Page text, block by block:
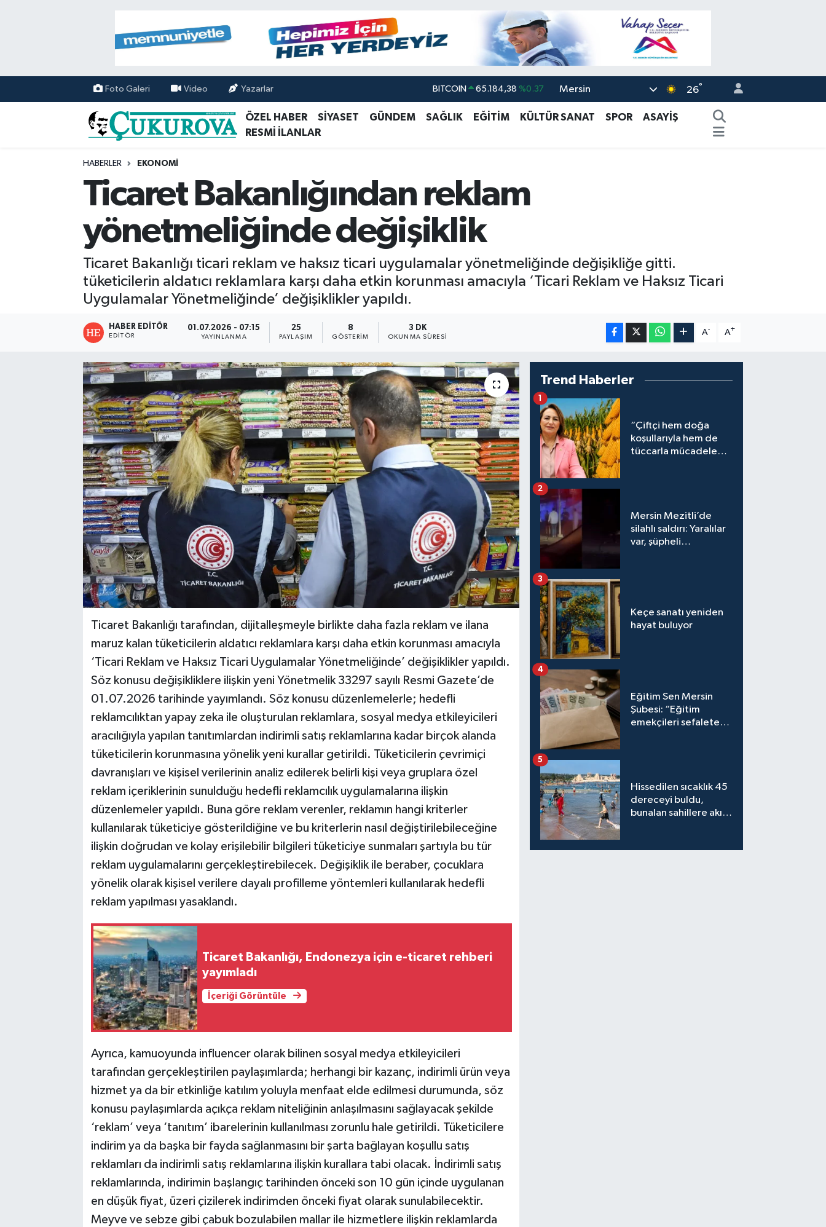
Foto Galeri Video Yazarlar DOLAR 47,7239 %0.01
EURO 55,1823 %-0.06
BITCOIN 65.184,38
Mersin 26°
ÖZEL HABER SİYASET GÜNDEM SAĞLIK EĞİTİM KÜLTÜR SANAT SPOR
ASAYİŞ
RESMİ İLANLAR
HABERLER EKONOMİ
Ticaret Bakanlığından reklam
yönetmeliğinde değişiklik
Ticaret Bakanlığı ticari reklam ve haksız ticari uygulamalar yönetmeliğinde değişikliğe gitti.
tüketicilerin aldatıcı reklamlara karşı daha etkin korunması amacıyla ‘Ticari Reklam ve Haksız Ticari
Uygulamalar Yönetmeliğinde’ değişiklikler yapıldı.
HABER EDITÖR
EDITÖR
01.07.2026 - 07:15
YAYINLANMA
25
PAYLAŞIM
8
GÖSTERIM
3 DK
OKUNMA SÜRESI
A- A+
Ticaret Bakanlığı tarafından, dijitalleşmeyle birlikte daha fazla reklam ve ilana
maruz kalan tüketicilerin aldatıcı reklamlara karşı daha etkin korunması amacıyla
‘Ticari Reklam ve Haksız Ticari Uygulamalar Yönetmeliğinde’ değişiklikler yapıldı.
Söz konusu değişikliklere ilişkin yeni Yönetmelik 33297 sayılı Resmi Gazete’de
01.07.2026 tarihinde yayımlandı. Söz konusu düzenlemelerle; hedefli
reklamcılıktan yapay zeka ile oluşturulan reklamlara, sosyal medya etkileyicileri
aracılığıyla yapılan tanıtımlardan indirimli satış reklamlarına kadar birçok alanda
tüketicilerin korunmasına yönelik yeni kurallar getirildi. Tüketicilerin çevrimiçi
davranışları ve kişisel verilerinin analiz edilerek belirli kişi veya gruplara özel
reklam içeriklerinin sunulduğu hedefli reklamcılık uygulamalarına ilişkin
düzenlemeler yapıldı. Buna göre reklam verenler, reklamın hangi kriterler
kullanılarak tüketiciye gösterildiğine ve bu kriterlerin nasıl değiştirilebileceğine
ilişkin doğrudan ve kolay erişilebilir bilgileri tüketiciye sunmaları şartıyla bu tür
reklam uygulamalarını gerçekleştirebilecek. Değişiklik ile beraber, çocuklara
yönelik olarak kişisel verilere dayalı profilleme yöntemleri kullanılarak hedefli
reklam yapılması yasaklandı.
Ticaret Bakanlığı, Endonezya için e-ticaret rehberi
yayımladı
İçeriği Görüntüle
Ayrıca, kamuoyunda influencer olarak bilinen sosyal medya etkileyicileri
tarafından gerçekleştirilen paylaşımlarda; herhangi bir kazanç, indirimli ürün veya
hizmet ya da bir etkinliğe katılım yoluyla menfaat elde edilmesi durumunda, söz
konusu paylaşımlarda açıkça reklam niteliğinin anlaşılmasını sağlayacak şekilde
‘reklam’ veya ‘tanıtım’ ibarelerinin kullanılması zorunlu hale getirildi. Tüketicilere
indirim ya da başka bir fayda sağlanmasını bir şarta bağlayan koşullu satış
reklamları da indirimli satış reklamlarına ilişkin kurallara tabi olacak. İndirimli satış
reklamlarında, indirimin başlangıç tarihinden önceki son 10 gün içinde uygulanan
en düşük fiyat, üzeri çizilerek indirimden önceki fiyat olarak sunulabilecektir.
Meyve ve sebze gibi çabuk bozulabilen mallar ile hizmetlere ilişkin reklamlarda
Trend Haberler
“Çiftçi hem doğa
koşullarıyla hem de
tüccarla mücadele
1
Mersin Mezitli’de
silahlı saldırı: Yaralılar
var, şüpheli
2
Keçe sanatı yeniden
hayat buluyor
3
Eğitim Sen Mersin
Şubesi: “Eğitim
emekçileri sefalete
4
Hissedilen sıcaklık 45
dereceyi buldu,
bunalan sahillere akın
5
Mersin Nöbetçi Eczaneler
Mersin Hava Durumu
Mersin Namaz Vakitleri
Mersin Trafik Yoğunluk Haritası
Tüm Manşetler
Son Dakika Haberleri
Haber Arşivi